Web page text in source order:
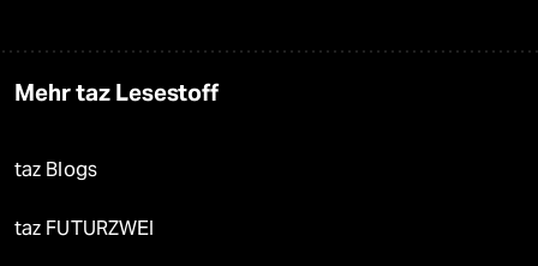
Mehr taz Lesestoff
taz Blogs
taz FUTURZWEI